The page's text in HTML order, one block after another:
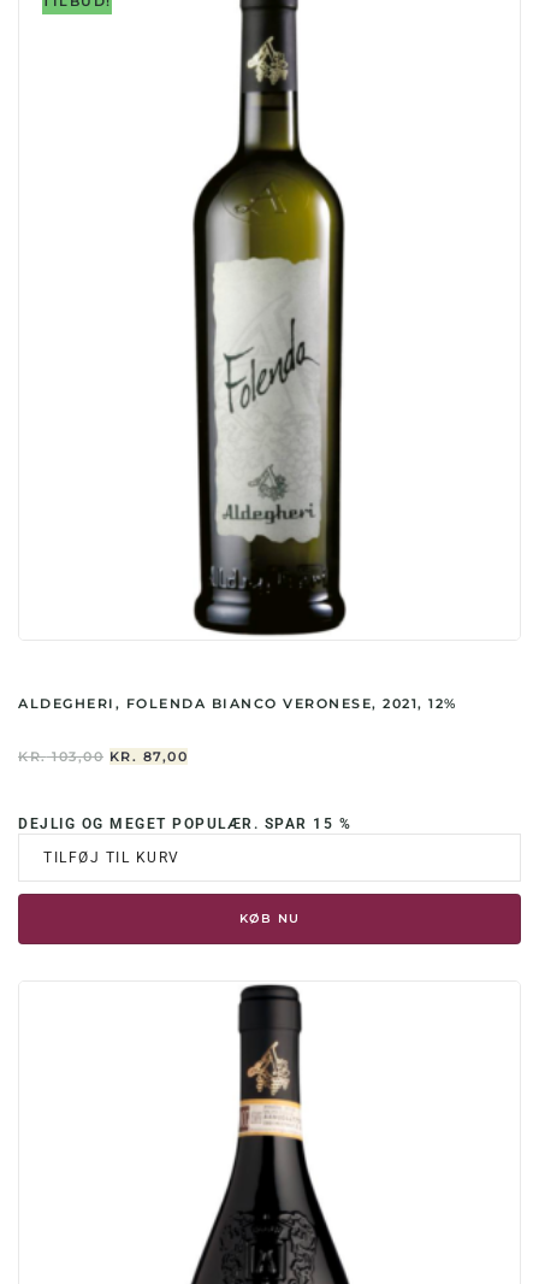
ALDEGHERI, FOLENDA BIANCO VERONESE, 2021, 12%
KR.103,00 DEN
KR. 103,00.
KR. 87,00
KR. 87,00.
DEJLIG OG MEGET POPULÆR. SPAR 15 %
TILFØJ TIL KURV
KØB NU